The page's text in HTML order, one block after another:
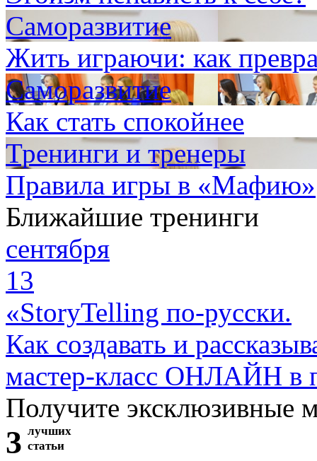
Саморазвитие
Жить играючи: как
Саморазвитие
Как стать спокойнее
Тренинги и тренеры
Правила игры в «Мафию»
Ближайшие тренинги
сентября
13
«StoryTelling по-русски.
Как создавать и
мастер-класс ОНЛАЙН в
Получите эксклюзивные
3 лучших
статьи